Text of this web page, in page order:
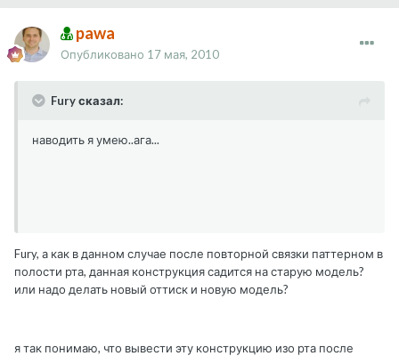
pawa
Опубликовано 17 мая, 2010
Fury сказал:
наводить я умею..ага...
Fury, а как в данном случае после повторной связки паттерном в
полости рта, данная конструкция садится на старую модель?
или надо делать новый оттиск и новую модель?
я так понимаю, что вывести эту конструкцию изо рта после